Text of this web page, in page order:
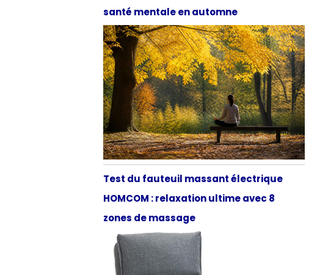
santé mentale en automne
Test du fauteuil massant électrique
HOMCOM : relaxation ultime avec 8
zones de massage